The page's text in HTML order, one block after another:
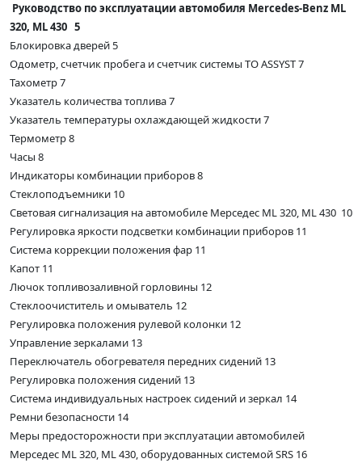
Руководство по эксплуатации автомобиля Mercedes-Benz ML
320, ML 430 5
Блокировка дверей 5
Одометр, счетчик пробега и счетчик системы ТО ASSYST 7
Тахометр 7
Указатель количества топлива 7
Указатель температуры охлаждающей жидкости 7
Термометр 8
Часы 8
Индикаторы комбинации приборов 8
Стеклоподъемники 10
Световая сигнализация на автомобиле Мерседес ML 320, ML 430 10
Регулировка яркости подсветки комбинации приборов 11
Система коррекции положения фар 11
Капот 11
Лючок топливозаливной горловины 12
Стеклоочиститель и омыватель 12
Регулировка положения рулевой колонки 12
Управление зеркалами 13
Переключатель обогревателя передних сидений 13
Регулировка положения сидений 13
Система индивидуальных настроек сидений и зеркал 14
Ремни безопасности 14
Меры предосторожности при эксплуатации автомобилей
Мерседес ML 320, ML 430, оборудованных системой SRS 16